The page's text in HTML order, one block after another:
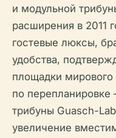
и модульной
расширения в 2011
гостевые люксы,
удобства,
площадки
по
трибуны Guasch-
увеличение